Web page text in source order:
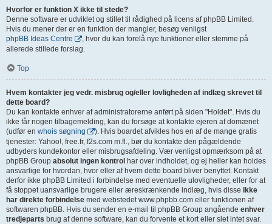
Hvorfor er funktion X ikke til stede?
Denne software er udviklet og stillet til rådighed på licens af phpBB Limited.
Hvis du mener der er en funktion der mangler, besøg venligst
phpBB Ideas Centre
, hvor du kan forelå nye funktioner eller stemme på
allerede stillede forslag.
Top
Hvem kontakter jeg vedr. misbrug og/eller lovligheden af indlæg skrevet til
dette board?
Du kan kontakte enhver af administratorerne anført på siden "Holdet". Hvis du
ikke får nogen tilbagemelding, kan du forsøge at kontakte ejeren af domænet
(udfør en whois søgning
). Hvis boardet afvikles hos en af de mange gratis
tjenester: Yahoo!, free.fr, f2s.com m.fl., bør du kontakte den pågældende
udbyders kundekontor eller misbrugsafdeling. Vær venligst opmærksom på at
phpBB Group absolut ingen kontrol har over indholdet, og ej heller kan holdes
ansvarlige for hvordan, hvor eller af hvem dette board bliver benyttet. Kontakt
derfor ikke phpBB Limited i forbindelse med eventuelle ulovligheder, eller for at
få stoppet uansvarlige brugere eller æreskrænkende indlæg, hvis disse ikke
har direkte forbindelse med webstedet www.phpbb.com eller funktionen af
softwaren phpBB. Hvis du sender en e-mail til phpBB Group angående enhver
tredjeparts brug af denne software, kan du forvente et kort eller slet intet svar.